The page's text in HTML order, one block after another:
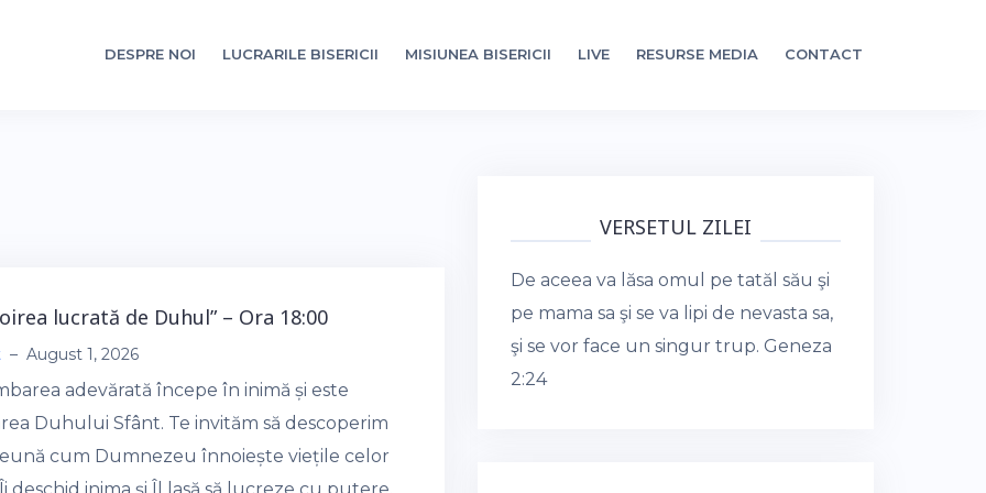
DESPRE NOI LUCRARILE BISERICII MISIUNEA BISERICII LIVE RESURSE MEDIA CONTACT
lucrată de Duhul” – Ora 18:00
– August 1, 2026
adevărată începe în inimă și este
Duhului Sfânt. Te invităm să descoperim
cum Dumnezeu înnoiește viețile celor
VERSETUL ZILEI
De aceea va lăsa omul pe tatăl său şi
pe mama sa şi se va lipi de nevasta sa,
şi se vor face un singur trup. Geneza
2:24